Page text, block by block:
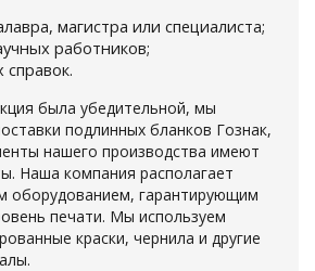
магистра или специалиста;
работников;
справок.
была убедительной, мы
подлинных бланков Гознак,
нашего производства имеют
Наша компания располагает
оборудованием, гарантирующим
печати. Мы используем
краски, чернила и другие